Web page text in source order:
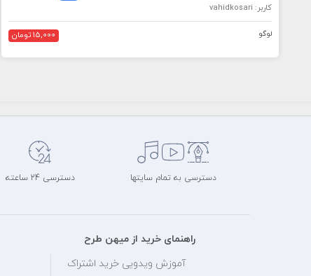
کاربر: vahidkosari
لوگو 15,000 تومان
دسترسی به تمام سایتها دسترسی 24 ساعته
راهنمای خرید از میهن طرح
آموزش ویدویی خرید اشتراک